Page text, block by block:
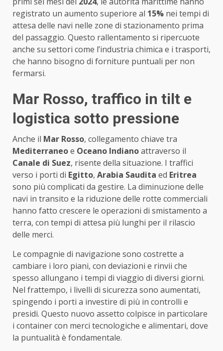
registrato un aumento superiore al 15% nei tempi di
attesa delle navi nelle zone di stazionamento prima
del passaggio. Questo rallentamento si ripercuote
anche su settori come l’industria chimica e i trasporti,
che hanno bisogno di forniture puntuali per non
fermarsi.
Mar Rosso, traffico in tilt e
logistica sotto pressione
Anche il Mar Rosso, collegamento chiave tra
Mediterraneoe Oceano Indianoattraverso il
Canale di Suez, risente della situazione. I traffici
verso i porti di Egitto, Arabia Saudita ed Eritrea
sono più complicati da gestire. La diminuzione delle
navi in transito e la riduzione delle rotte commerciali
hanno fatto crescere le operazioni di smistamento a
terra, con tempi di attesa più lunghi per il rilascio
delle merci.
Le compagnie di navigazione sono costrette a
cambiare i loro piani, con deviazioni e rinvii che
spesso allungano i tempi di viaggio di diversi giorni.
Nel frattempo, i livelli di sicurezza sono aumentati,
spingendo i porti a investire di più in controlli e
presidi. Questo nuovo assetto colpisce in particolare
i container con merci tecnologiche e alimentari, dove
la puntualità è fondamentale.